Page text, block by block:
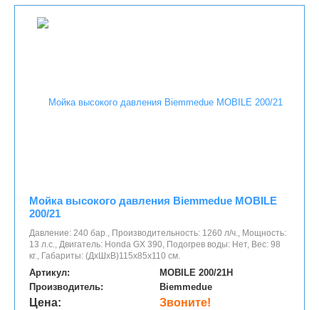
Мойка высокого давления Biemmedue MOBILE
200/21
Давление: 240 бар., Производительность: 1260 л/ч., Мощность:
13 л.с., Двигатель: Honda GX 390, Подогрев воды: Нет, Вес: 98
кг., Габариты: (ДхШхВ)115х85х110 см.
Артикул:
MOBILE 200/21H
Производитель:
Biemmedue
Цена: Звоните!